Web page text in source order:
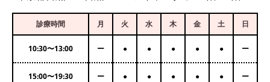
診療時間 月 火 水 木 金 土 日
10:30〜13:00 ー ● ● ● ● ● ー
15:00〜19:30 ー ● ● ● ● ● ー